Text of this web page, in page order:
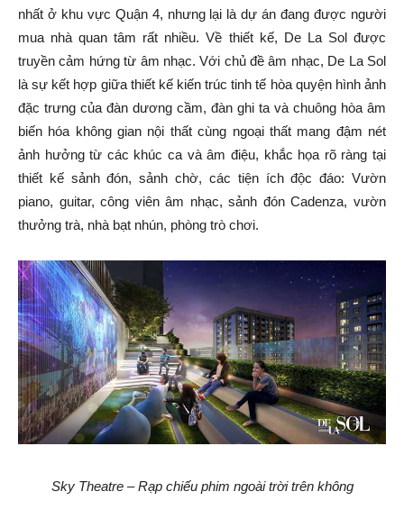
nhất ở khu vực Quận 4, nhưng lại là dự án đang được người
mua nhà quan tâm rất nhiều. Về thiết kế, De La Sol được
truyền cảm hứng từ âm nhạc. Với chủ đề âm nhạc, De La Sol
là sự kết hợp giữa thiết kế kiến trúc tinh tế hòa quyện hình ảnh
đặc trưng của đàn dương cầm, đàn ghi ta và chuông hòa âm
biến hóa không gian nội thất cùng ngoại thất mang đậm nét
ảnh hưởng từ các khúc ca và âm điệu, khắc họa rõ ràng tại
thiết kế sảnh đón, sảnh chờ, các tiện ích độc đáo: Vườn
piano, guitar, công viên âm nhạc, sảnh đón Cadenza, vườn
thưởng trà, nhà bạt nhún, phòng trò chơi.
Sky Theatre – Rạp chiếu phim ngoài trời trên không